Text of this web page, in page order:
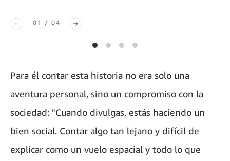
01 / 04
Para él contar esta historia no era solo una
aventura personal, sino un compromiso con la
sociedad: "Cuando divulgas, estás haciendo un
bien social. Contar algo tan lejano y difícil de
explicar como un vuelo espacial y todo lo que